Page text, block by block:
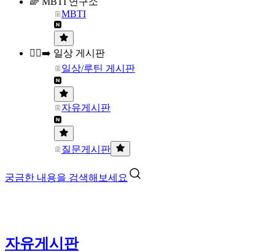
MBTI
🏃‍♀️‍➡️ 일상 게시판
일상/루틴 게시판
자유게시판
질문게시판
궁금한 내용을 검색해보세요
자유게시판